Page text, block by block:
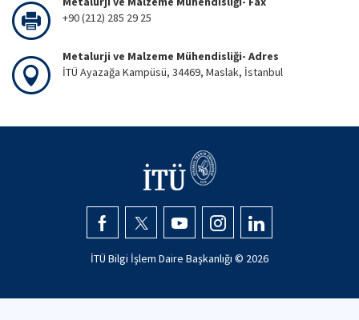
+90 (212) 285 29 25
Metalurji ve Malzeme Mühendisliği- Adres
İTÜ Ayazağa Kampüsü, 34469, Maslak, İstanbul
İTÜ Bilgi İşlem Daire Başkanlığı © 2026